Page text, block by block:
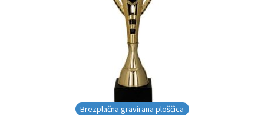
Brezplačna gravirana ploščica